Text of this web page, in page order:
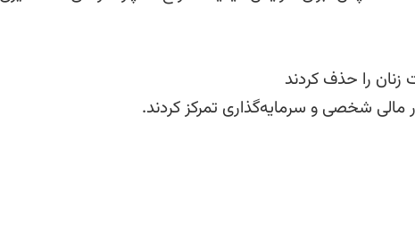
زنان را حذف کردند
مالی شخصی و سرمایه‌گذاری تمرکز کردند.